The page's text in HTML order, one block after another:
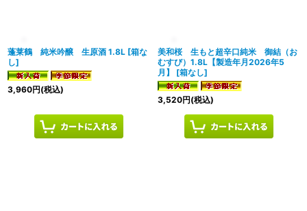
蓬莱鶴 純米吟醸 生原酒 1.8L [箱な
し]
3,960円(税込)
美和桜 生もと超辛口純米 御結（お
むすび）1.8L【製造年月2026年5
月】
[箱なし]
3,520円(税込)